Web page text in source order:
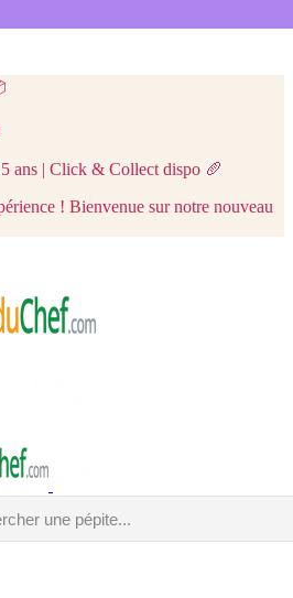
ans | Click & Collect dispo 🥖
! Bienvenue sur notre nouveau